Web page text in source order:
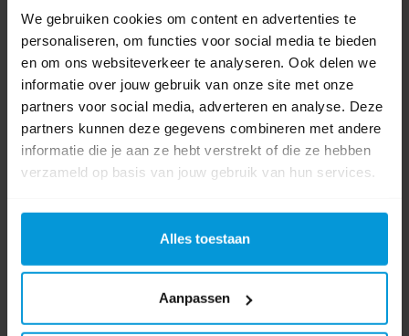
We gebruiken cookies om content en advertenties te
personaliseren, om functies voor social media te bieden
en om ons websiteverkeer te analyseren. Ook delen we
informatie over jouw gebruik van onze site met onze
partners voor social media, adverteren en analyse. Deze
partners kunnen deze gegevens combineren met andere
informatie die je aan ze hebt verstrekt of die ze hebben
verzameld op basis van jouw gebruik van hun services.
Alles toestaan
Aanpassen
Thema tafelaankleding:
Hoeveelheid:
€188,87
Bestel artikel.
Ophalen in Wijchen is mogelijk.
Exclusief btw.